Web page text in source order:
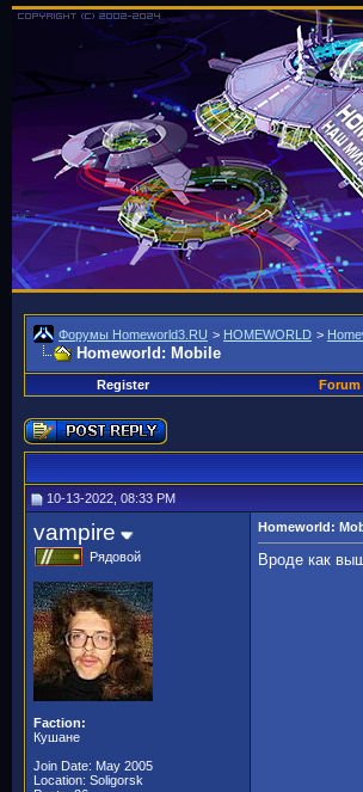
Форумы Homeworld3.RU > HOMEWORLD >
Homeworld: Mobile
Register Forum
10-13-2022, 08:33 PM
vampire
Рядовой
Faction:
Кушане
Join Date: May 2005
Location: Soligorsk
Homeworld:
Вроде как